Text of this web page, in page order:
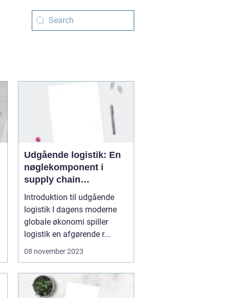
Udgående logistik: En
nøglekomponent i
supply chain
management
Introduktion til udgående
logistik I dagens moderne
globale økonomi spiller
logistik en afgørende r...
08 november 2023